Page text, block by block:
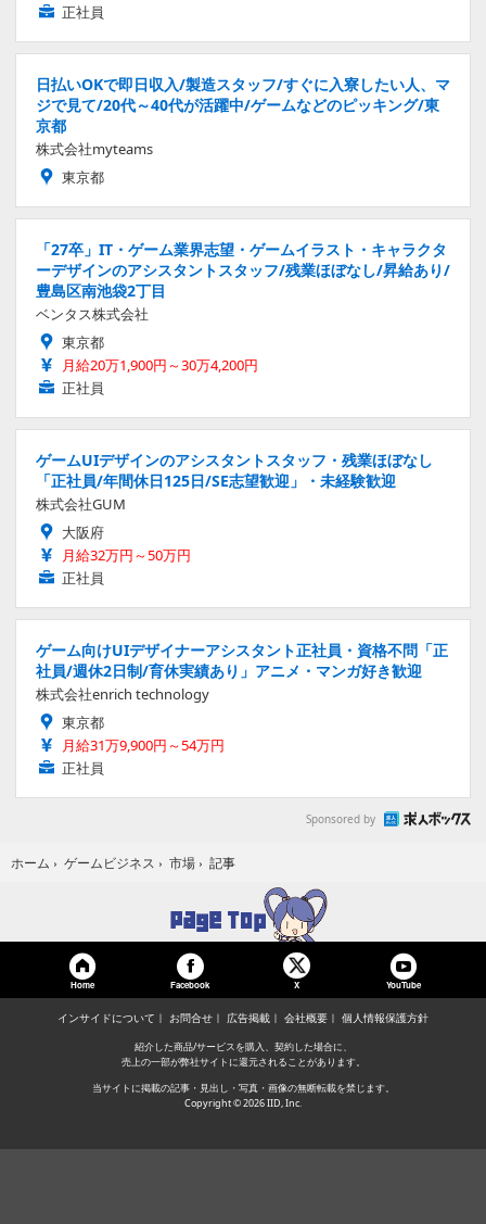
正社員
日払いOKで即日収入/製造スタッフ/すぐに入寮したい人、マ
ジで見て/20代～40代が活躍中/ゲームなどのピッキング/東
京都
株式会社myteams
東京都
「27卒」IT・ゲーム業界志望・ゲームイラスト・キャラクタ
ーデザインのアシスタントスタッフ/残業ほぼなし/昇給あり/
豊島区南池袋2丁目
ベンタス株式会社
東京都
月給20万1,900円～30万4,200円
正社員
ゲームUIデザインのアシスタントスタッフ・残業ほぼなし
「正社員/年間休日125日/SE志望歓迎」・未経験歓迎
株式会社GUM
大阪府
月給32万円～50万円
正社員
ゲーム向けUIデザイナーアシスタント正社員・資格不問「正
社員/週休2日制/育休実績あり」アニメ・マンガ好き歓迎
株式会社enrich technology
東京都
月給31万9,900円～54万円
正社員
Sponsored by
ホーム › ゲームビジネス › 市場 › 記事
Home Facebook X YouTube
インサイドについて お問合せ 広告掲載 会社概要 個人情報保護方針
紹介した商品/サービスを購入、契約した場合に、
売上の一部が弊社サイトに還元されることがあります。
当サイトに掲載の記事・見出し・写真・画像の無断転載を禁じます。
Copyright © 2026 IID, Inc.